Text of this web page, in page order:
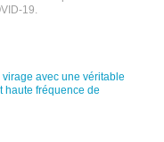
19.
avec une véritable
haute fréquence de